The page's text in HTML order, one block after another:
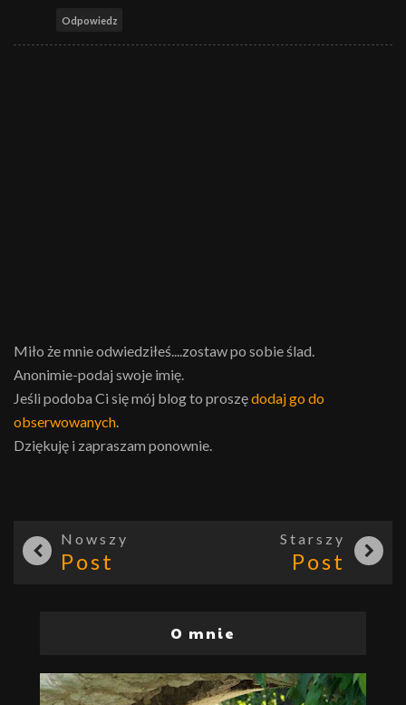
Odpowiedz
Miło że mnie odwiedziłeś....zostaw po sobie ślad.
Anonimie-podaj swoje imię.
Jeśli podoba Ci się mój blog to proszędodaj go do
obserwowanych.
Dziękuję i zapraszam ponownie.
Nowszy
Post
Starszy
Post
O mnie